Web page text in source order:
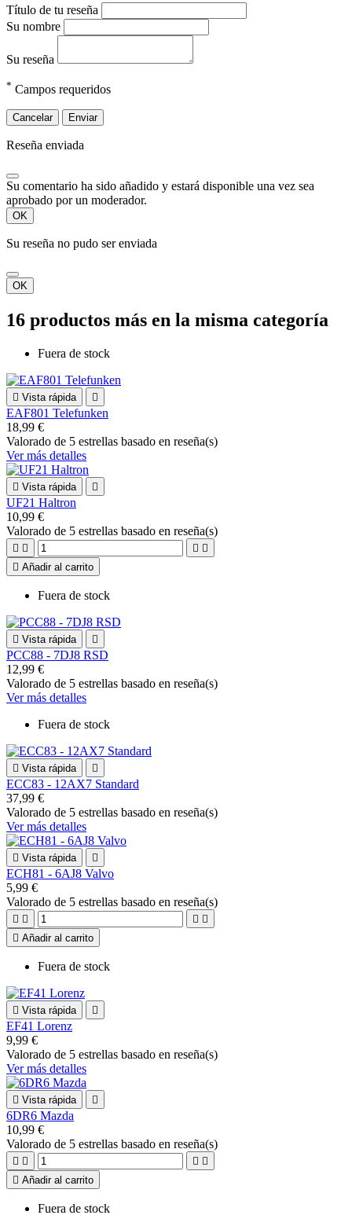
Título de tu reseña
Su nombre
Su reseña
* Campos requeridos
Cancelar Enviar
Reseña enviada
Su comentario ha sido añadido y estará disponible una vez sea
aprobado por un moderador.
OK
Su reseña no pudo ser enviada
OK
16 productos más en la misma categoría
Fuera de stock
 Vista rápida 
EAF801 Telefunken
18,99 €
Valorado de 5 estrellas basado en reseña(s)
Ver más detalles
 Vista rápida 
UF21 Haltron
10,99 €
Valorado de 5 estrellas basado en reseña(s)
   
 Añadir al carrito
Fuera de stock
 Vista rápida 
PCC88 - 7DJ8 RSD
12,99 €
Valorado de 5 estrellas basado en reseña(s)
Ver más detalles
Fuera de stock
 Vista rápida 
ECC83 - 12AX7 Standard
37,99 €
Valorado de 5 estrellas basado en reseña(s)
Ver más detalles
 Vista rápida 
ECH81 - 6AJ8 Valvo
5,99 €
Valorado de 5 estrellas basado en reseña(s)
   
 Añadir al carrito
Fuera de stock
 Vista rápida 
EF41 Lorenz
9,99 €
Valorado de 5 estrellas basado en reseña(s)
Ver más detalles
 Vista rápida 
6DR6 Mazda
10,99 €
Valorado de 5 estrellas basado en reseña(s)
   
 Añadir al carrito
Fuera de stock